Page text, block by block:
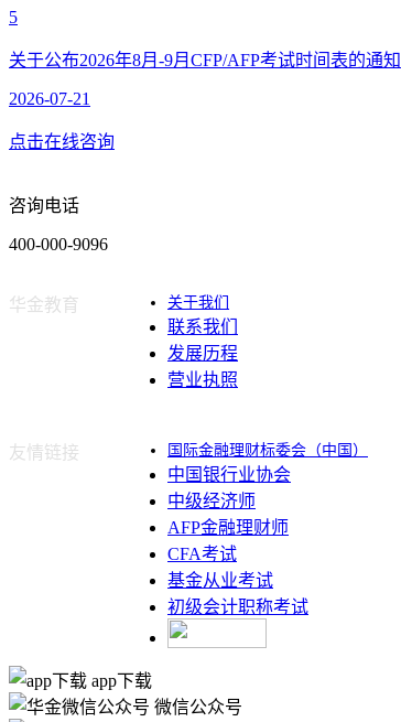
5
关于公布2026年8月-9月CFP/AFP考试时间表的通知
2026-07-21
点击在线咨询
咨询电话
400-000-9096
华金教育 关于我们
联系我们
发展历程
营业执照
友情链接 国际金融理财标委会（中国）
中国银行业协会
中级经济师
AFP金融理财师
CFA考试
基金从业考试
初级会计职称考试
app下载
微信公众号